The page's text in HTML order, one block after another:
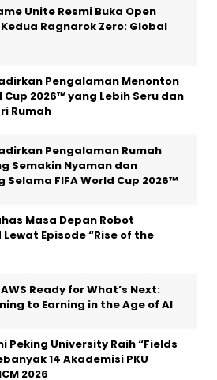
Unite Resmi Buka Open
Ragnarok Zero: Global
Pengalaman Menonton
Cup 2026™ yang Lebih Seru dan
Rumah
Pengalaman Rumah
Semakin Nyaman dan
Selama FIFA World Cup 2026™
Masa Depan Robot
Episode “Rise of the
Ready for What’s Next:
to Earning in the Age of AI
Peking University Raih “Fields
14 Akademisi PKU
2026